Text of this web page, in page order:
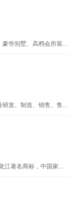
制平开门衣柜
岩板餐桌
华别墅、高档会所装修
研发、制造、销售、售后
零售商业模式，成为家
江著名商标，中国家具
最具规模的家具、木门